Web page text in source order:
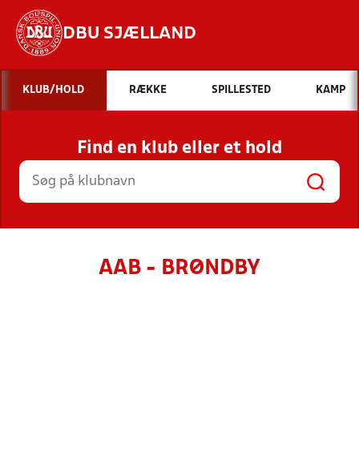
DBU SJÆLLAND
Hvad vil du søge efter?
INDHOLD OG NYHEDER
STILLINGER, RESULTATER, KLUBBER OG
HOLD
KLUB/HOLD RÆKKE SPILLESTED KAMP
Find en klub eller et hold
AAB - BRØNDBY